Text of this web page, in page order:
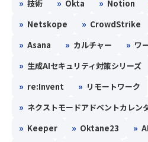
» 技術 » Okta » Notion
» Netskope » CrowdStrike
» Asana » カルチャー » ワ
» 生成AIセキュリティ対策シリーズ
» re:Invent » リモートワーク
» ネクストモードアドベントカレン
» Keeper » Oktane23 » AI